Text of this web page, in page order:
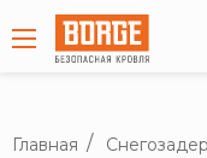
Главная